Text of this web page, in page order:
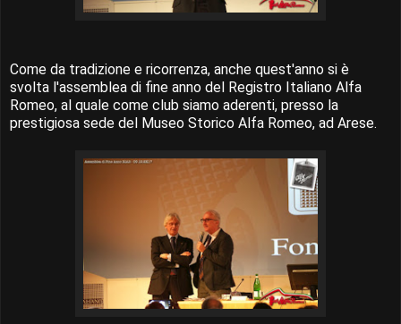
Come da tradizione e ricorrenza, anche quest'anno si è
svolta l'assemblea di fine anno del Registro Italiano Alfa
Romeo, al quale come club siamo aderenti, presso la
prestigiosa sede del Museo Storico Alfa Romeo, ad Arese.